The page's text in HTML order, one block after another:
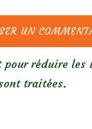
réduire les
traitées.